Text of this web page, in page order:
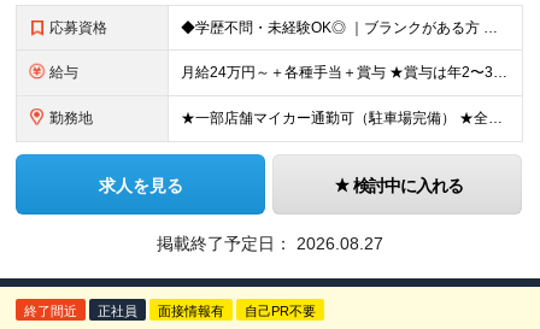
応募資格 ◆学歴不問・未経験OK◎ ｜ブランクがある方 ｜転職回数が気になる方 ｜飲食業界にチャレンジしたい方 ｜副業OK どんな方も大歓迎！「やってみたい」という気持ちがあればOKです◎
給与 月給24万円～＋各種手当＋賞与 ★賞与は年2〜3回支給 （7月・12月の年2回＋会社業績により2月に決算賞与あり） ★家賃1万円の格安寮や70%オフの食事補助により、毎月の支出を大幅に抑えられます。
勤務地 ★一部店舗マイカー通勤可（駐車場完備） ★全国の各店舗で募集中！続々出店予定！ ■首都圏エリア 埼玉、千葉、東京、神奈川、山梨 ■北日本エリア 北海道、青森、岩手、宮城、秋田、山形、福島、茨城、栃
求人を見る 検討中に入れる
掲載終了予定日： 2026.08.27
終了間近 正社員 面接情報有 自己PR不要